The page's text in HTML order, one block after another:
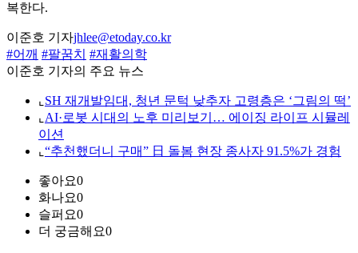
복한다.
이준호 기자jhlee@etoday.co.kr
#어깨 #팔꿈치 #재활의학
이준호 기자의 주요 뉴스
⌞ SH 재개발임대, 청년 문턱 낮추자 고령층은 ‘그림의 떡’
⌞ AI·로봇 시대의 노후 미리보기… 에이징 라이프 시뮬레
이션
⌞ “추천했더니 구매” 日 돌봄 현장 종사자 91.5%가 경험
좋아요0
화나요0
슬퍼요0
더 궁금해요0